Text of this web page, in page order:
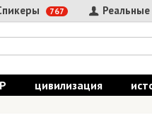
767
цивилизация